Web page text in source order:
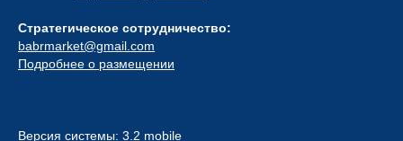
Стратегическое сотрудничество:
babrmarket@gmail.com
Подробнее о размещении
Версия системы: 3.2 mobile